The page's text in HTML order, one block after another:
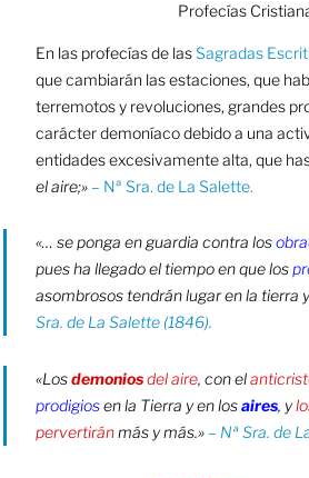
Profecías
En las profecías de lasSagradas
que cambiarán las estaciones, que
terremotos y revoluciones, grandes
carácter demoníaco debido a una
entidades excesivamente alta, que
el aire;» – Nª Sra. de La Salette.
«… se ponga en guardia contra los
pues ha llegado el tiempo en que los
asombrosos tendrán lugar en la tierra
Sra. de La Salette (1846).
«Losdemoniosdel aire, con el
prodigiosen la Tierra y en losaires, y
pervertiránmás y más.» – Nª Sra. de